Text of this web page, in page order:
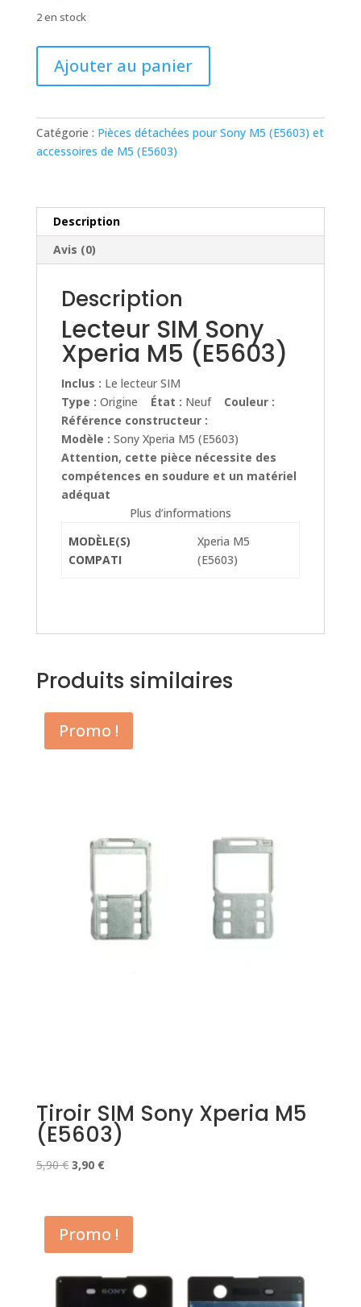
2 en stock
Sony
Xperia
Ajouter au panier
Catégorie : Pièces détachées pour Sony M5 (E5603) et
accessoires de M5 (E5603)
Description
Avis (0)
Description
Lecteur SIM Sony
Xperia M5 (E5603)
Inclus : Le lecteur SIM
Type : Origine État : Neuf Couleur :
Référence constructeur :
Modèle : Sony Xperia M5 (E5603)
Attention, cette pièce nécessite des
compétences en soudure et un matériel
adéquat
Plus d’informations
MODÈLE(S)
COMPATI
Xperia M5
(E5603)
Produits similaires
Promo !
Tiroir SIM Sony Xperia M5
(E5603)
5,90€ Le
était :
5,90 €.
3,90 €Le
est :
3,90 €.
Promo !